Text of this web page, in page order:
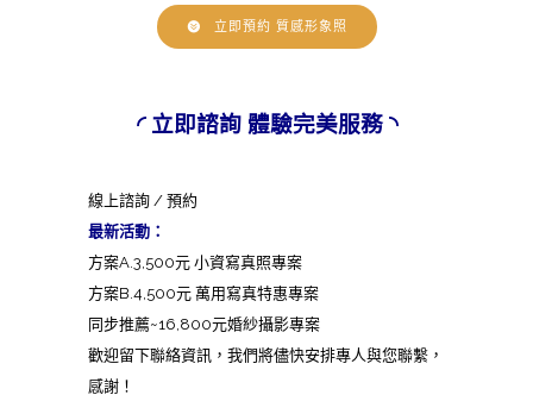
立即預約 質感形象照
◜ 立即諮詢 體驗完美服務 ◝
線上諮詢 / 預約
最新活動：
方案A.3,500元 小資寫真照專案
方案B.4,500元 萬用寫真特惠專案
同步推薦~16,800元婚紗攝影專案
歡迎留下聯絡資訊，我們將儘快安排專人與您聯繫，
感謝！